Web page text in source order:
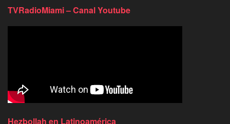
TVRadioMiami – Canal Youtube
Hezbollah en Latinoamérica